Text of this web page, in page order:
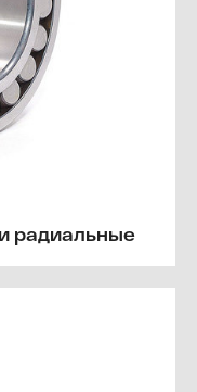
радиальные